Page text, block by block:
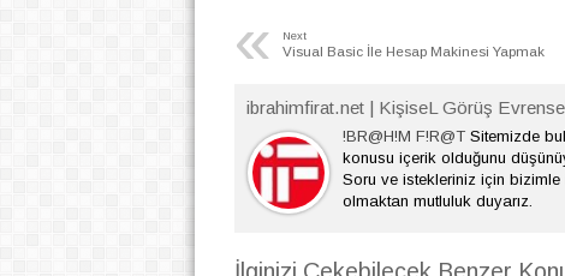
« Next
Visual Basic İle Hesap Makinesi Yapmak
ibrahimfirat.net | KişiseL Görüş
!BR@H!M F!R@TSitemizde
konusu içerik olduğunu
Soru ve istekleriniz için
olmaktan mutluluk duyarız.